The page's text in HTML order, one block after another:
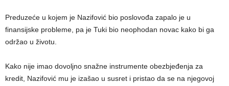
Preduzeće u kojem je Nazifović bio poslovođa zapalo je u
finansijske probleme, pa je Tuki bio neophodan novac kako bi ga
održao u životu.
Kako nije imao dovoljno snažne instrumente obezbjeđenja za
kredit, Nazifović mu je izašao u susret i pristao da se na njegovoj